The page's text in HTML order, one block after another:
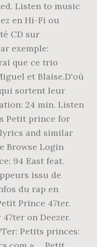
Listen to music
en Hi-Fi ou
CD sur
exemple:
que ce trio
et Blaise.D'où
sortent leur
24 min. Listen
Petit prince for
and similar
Browse Login
94 East feat.
issu de
du rap en
Prince 47ter.
on Deezer.
Petits princes: